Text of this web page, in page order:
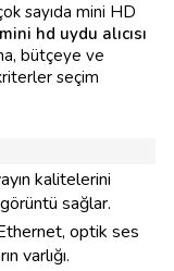
sayıda mini HD
hd uydu alıcısı
bütçeye ve
seçim
kalitelerini
sağlar.
optik ses
varlığı.